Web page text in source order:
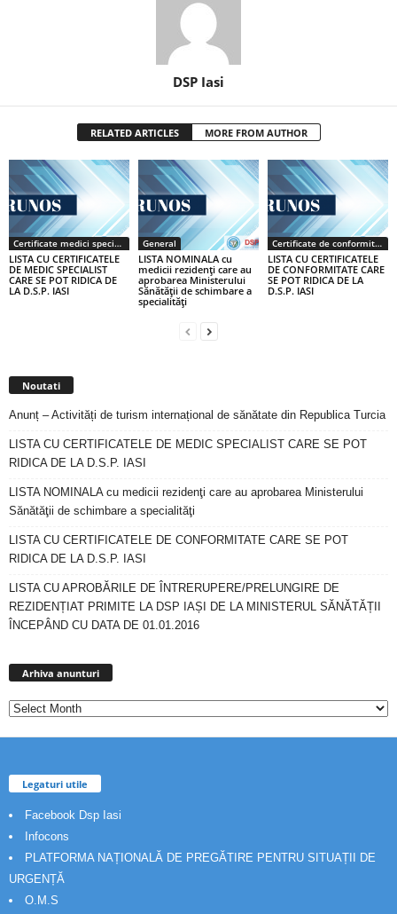
DSP Iasi
RELATED ARTICLES MORE FROM AUTHOR
Certificate medici specialiști / primari
LISTA CU CERTIFICATELE
DE MEDIC SPECIALIST
CARE SE POT RIDICA DE
LA D.S.P. IASI
General
LISTA NOMINALA cu
medicii rezidenţi care au
aprobarea Ministerului
Sănătăţii de schimbare a
specialităţi
Certificate de conformitate
LISTA CU CERTIFICATELE
DE CONFORMITATE CARE
SE POT RIDICA DE LA
D.S.P. IASI
Noutati
Anunț – Activități de turism internațional de sănătate din Republica Turcia
LISTA CU CERTIFICATELE DE MEDIC SPECIALIST CARE SE POT
RIDICA DE LA D.S.P. IASI
LISTA NOMINALA cu medicii rezidenţi care au aprobarea Ministerului
Sănătăţii de schimbare a specialităţi
LISTA CU CERTIFICATELE DE CONFORMITATE CARE SE POT
RIDICA DE LA D.S.P. IASI
LISTA CU APROBĂRILE DE ÎNTRERUPERE/PRELUNGIRE DE
REZIDENȚIAT PRIMITE LA DSP IAȘI DE LA MINISTERUL SĂNĂTĂȚII
ÎNCEPÂND CU DATA DE 01.01.2016
Arhiva anunturi
Legaturi utile
Facebook Dsp Iasi
Infocons
PLATFORMA NAȚIONALĂ DE PREGĂTIRE PENTRU SITUAȚII DE
URGENȚĂ
O.M.S